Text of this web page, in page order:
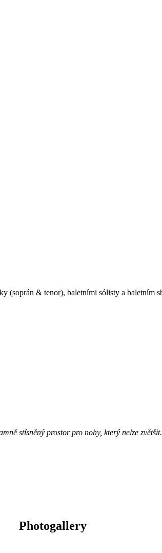
(soprán & tenor), baletními sólisty a baletním
stísněný prostor pro nohy, který nelze
Photogallery